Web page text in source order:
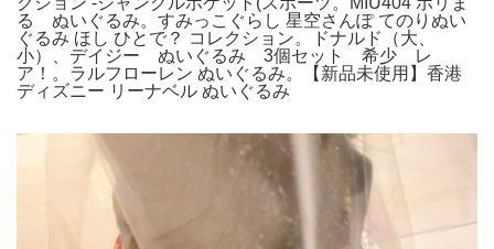
る ぬいぐるみ。すみっこぐらし 星空さんぽ てのりぬい
ぐるみ ほし ひとで？ コレクション。ドナルド（大、
小）、デイジー ぬいぐるみ 3個セット 希少 レ
ア！。ラルフローレン ぬいぐるみ。【新品未使用】香港
ディズニー リーナベル ぬいぐるみ